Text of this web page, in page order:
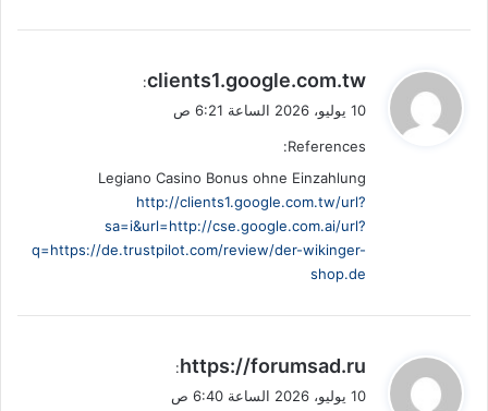
ي
ل
clients1.google.com.tw
:
10 يوليو، 2026 الساعة 6:21 ص
References:
Legiano Casino Bonus ohne Einzahlung
http://clients1.google.com.tw/url?
sa=i&url=http://cse.google.com.ai/url?
q=https://de.trustpilot.com/review/der-wikinger-
shop.de
يhttps://forumsad.ru
:
10 يوليو، 2026 الساعة 6:40 ص